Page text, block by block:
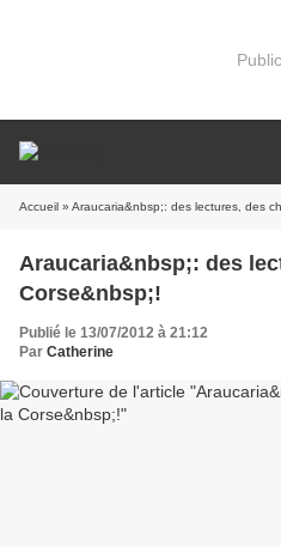
Accueil » Araucaria&nbsp;: des lectures, des
Araucaria&nbsp;: des
Corse&nbsp;!
Publié le 13/07/2012 à 21:12
Par Catherine